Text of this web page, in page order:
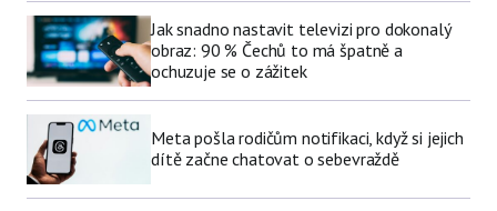
Jak snadno nastavit televizi pro dokonalý
obraz: 90 % Čechů to má špatně a
ochuzuje se o zážitek
Meta pošla rodičům notifikaci, když si jejich
dítě začne chatovat o sebevraždě